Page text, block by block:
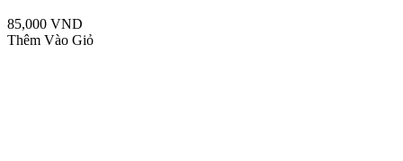
85,000 VND
Thêm Vào Giỏ